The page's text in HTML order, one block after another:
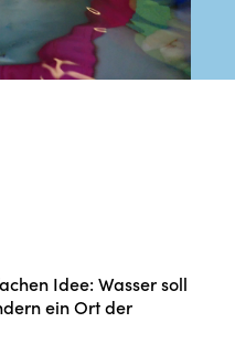
Idee: Wasser soll
ein Ort der